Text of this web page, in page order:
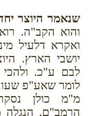
שנאמר היוצר
והוא הקב"ה.
ואקרא דלעיל
יושבי הארץ.
לבם ע"כ.
לומר שאע"פ
מ"מ כולן
הרמב"ם.